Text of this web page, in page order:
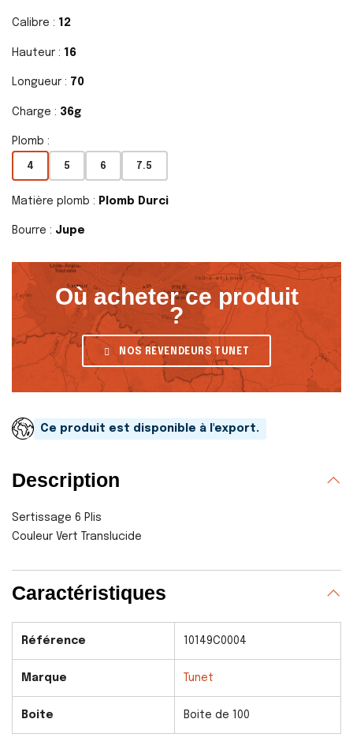
Calibre : 12
Hauteur : 16
Longueur : 70
Charge : 36g
Plomb :
4 5 6 7.5
Matière plomb : Plomb Durci
Bourre : Jupe
Où acheter ce produit
?
NOS REVENDEURS TUNET
Ce produit est disponible à l'export.
Description
Sertissage 6 Plis
Couleur Vert Translucide
Caractéristiques
Référence 10149C0004
Marque Tunet
Boite Boite de 100